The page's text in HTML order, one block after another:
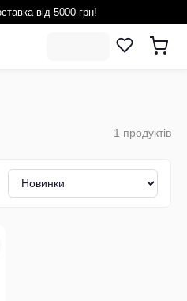
від 5000 грн!
1 продуктів